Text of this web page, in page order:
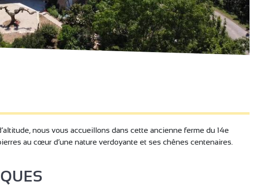
nous vous accueillons dans cette ancienne ferme du 14e
au cœur d’une nature verdoyante et ses chênes centenaires.